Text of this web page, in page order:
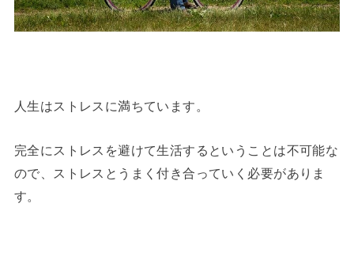
人生はストレスに満ちています。
完全にストレスを避けて生活するということは不可能な
ので、ストレスとうまく付き合っていく必要がありま
す。